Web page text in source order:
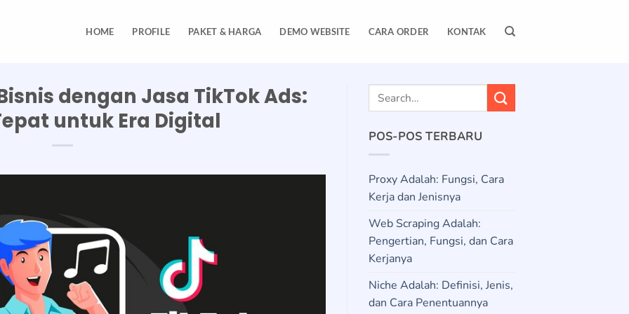
HOME PROFILE PAKET & HARGA DEMO WEBSITE CARA ORDER KONTAK
dengan Jasa TikTok Ads:
untuk Era Digital
POS-POS TERBARU
Proxy Adalah: Fungsi, Cara
Kerja dan Jenisnya
Web Scraping Adalah:
Pengertian, Fungsi, dan Cara
Kerjanya
Niche Adalah: Definisi, Jenis,
dan Cara Penentuannya